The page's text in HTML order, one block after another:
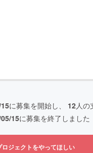
に募集を開始し、 12人の
15に募集を終了しました
ロジェクトをやってほしい